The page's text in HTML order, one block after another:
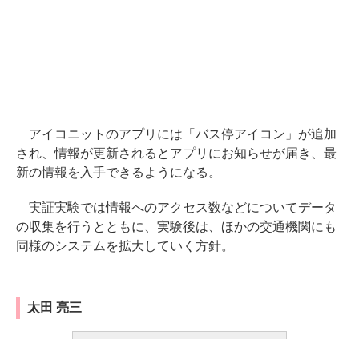
アイコニットのアプリには「バス停アイコン」が追加
され、情報が更新されるとアプリにお知らせが届き、最
新の情報を入手できるようになる。
実証実験では情報へのアクセス数などについてデータ
の収集を行うとともに、実験後は、ほかの交通機関にも
同様のシステムを拡大していく方針。
太田 亮三